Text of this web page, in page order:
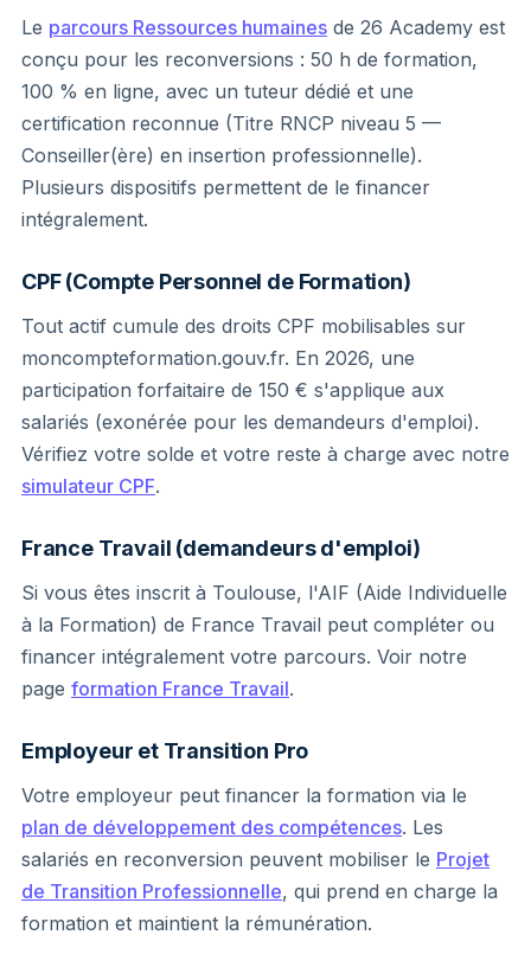
Le parcours Ressources humaines de 26 Academy est
conçu pour les reconversions : 50 h de formation,
100 % en ligne, avec un tuteur dédié et une
certification reconnue (Titre RNCP niveau 5 —
Conseiller(ère) en insertion professionnelle).
Plusieurs dispositifs permettent de le financer
intégralement.
CPF (Compte Personnel de Formation)
Tout actif cumule des droits CPF mobilisables sur
moncompteformation.gouv.fr. En 2026, une
participation forfaitaire de 150 € s'applique aux
salariés (exonérée pour les demandeurs d'emploi).
Vérifiez votre solde et votre reste à charge avec notre
simulateur CPF.
France Travail (demandeurs d'emploi)
Si vous êtes inscrit à Toulouse, l'AIF (Aide Individuelle
à la Formation) de France Travail peut compléter ou
financer intégralement votre parcours. Voir notre
page formation France Travail.
Employeur et Transition Pro
Votre employeur peut financer la formation via le
plan de développement des compétences. Les
salariés en reconversion peuvent mobiliser le Projet
de Transition Professionnelle, qui prend en charge la
formation et maintient la rémunération.